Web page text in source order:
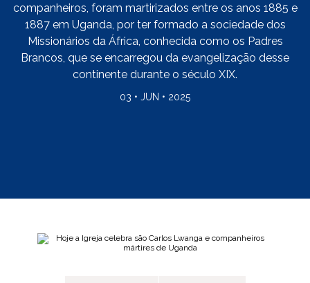
companheiros, foram martirizados entre os anos 1885 e
1887 em Uganda, por ter formado a sociedade dos
Missionários da África, conhecida como os Padres
Brancos, que se encarregou da evangelização desse
continente durante o século XIX.
03 • JUN • 2025